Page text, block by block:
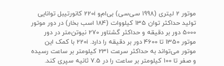
موتور 2 لیتری (1998 سی‌سی) بی‌ام‌و 220i کانورتیبل توانایی
تولید حداکثر توان 135 کیلووات (184 اسب بخار) در دور موتور
5000 دور بر دقیقه و حداکثر گشتاور 270 نیوتن‌متر در دور
موتور 1350 تا 4600 دور بر دقیقه را دارد. 220i با کمک این
موتور می‌تواند به حداکثر سرعت 231 کیلومتر بر ساعت رسیده
و صفر تا 100 کیلومتر بر ساعت را در 7.5 ثانیه سپری کند.